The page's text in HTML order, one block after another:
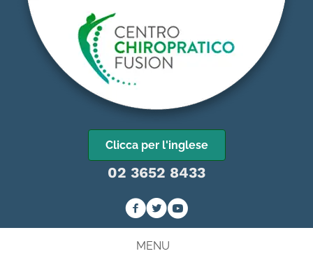
Clicca per l'inglese
02 3652 8433
MENU